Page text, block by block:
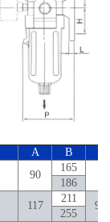
A B
90
165
186
117
211
255